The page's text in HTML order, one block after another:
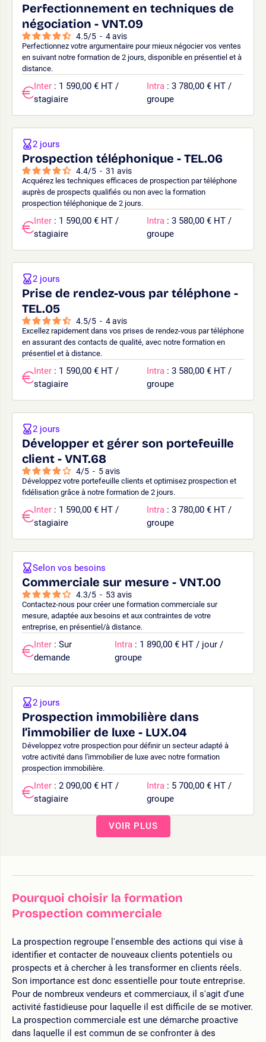
Perfectionnement en techniques de
négociation - VNT.09
4.5/5 - 4avis
Perfectionnez votre argumentaire pour mieux négocier vos ventes
en suivant notre formation de 2 jours, disponible en présentiel et à
distance.
Inter : 1 590,00 € HT /
stagiaire
Intra : 3 780,00 € HT /
groupe
Prospection téléphonique - TEL.06
4.4/5 - 31 avis
Acquérez les techniques efficaces de prospection par téléphone
auprès de prospects qualifiés ou non avec la formation
prospection téléphonique de 2 jours.
2 jours
Inter : 1 590,00 € HT /
stagiaire
Intra : 3 580,00 € HT /
groupe
Prise de rendez-vous par téléphone -
TEL.05
4.5/5 - 4avis
Excellez rapidement dans vos prises de rendez-vous par téléphone
en assurant des contacts de qualité, avec notre formation en
présentiel et à distance.
2 jours
Inter : 1 590,00 € HT /
stagiaire
Intra : 3 580,00 € HT /
groupe
Développer et gérer son portefeuille
client - VNT.68
4/5 - 5avis
Développez votre portefeuille clients et optimisez prospection et
fidélisation grâce à notre formation de 2 jours.
2 jours
Inter : 1 590,00 € HT /
stagiaire
Intra : 3 780,00 € HT /
groupe
Commerciale sur mesure - VNT.00
4.3/5 - 53 avis
Contactez-nous pour créer une formation commerciale sur
mesure, adaptée aux besoins et aux contraintes de votre
entreprise, en présentiel/à distance.
Selon vos besoins
Inter : Sur
demande
Intra : 1 890,00 € HT / jour /
groupe
Prospection immobilière dans
l’immobilier de luxe - LUX.04
Développez votre prospection pour définir un secteur adapté à
votre activité dans l'immobilier de luxe avec notre formation
prospection immobilière.
2 jours
Inter : 2 090,00 € HT /
stagiaire
Intra : 5 700,00 € HT /
groupe
VOIR PLUS
Pourquoi choisir la formation
Prospection commerciale
La prospection regroupe l'ensemble des actions qui vise à
identifier et contacter de nouveaux clients potentiels ou
prospects et à chercher à les transformer en clients réels.
Son importance est donc essentielle pour toute entreprise.
Pour de nombreux vendeurs et commerciaux, il s'agit d'une
activité fastidieuse pour laquelle il est difficile de se motiver.
La prospection commerciale est une démarche proactive
dans laquelle il est commun de se confronter à des